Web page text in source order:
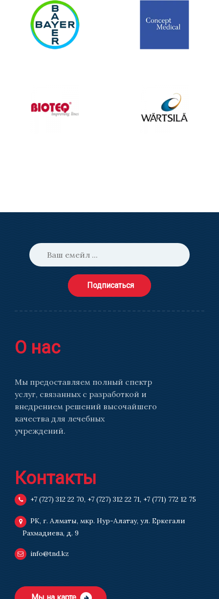
Подписаться
О нас
Мы предоставляем полный спектр
услуг, связанных с разработкой и
внедрением решений высочайшего
качества для лечебных
учреждений.
Контакты
+7 (727) 312 22 70, +7 (727) 312 22 71, +7 (771) 772 12 75
РК, г. Алматы, мкр. Нур-Алатау, ул. Еркегали
Рахмадиева, д. 9
info@tnd.kz